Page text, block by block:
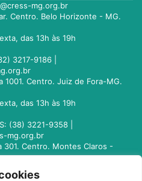
mg.org.br
Centro. Belo Horizonte - MG.
das 13h às 19h
3217-9186 |
1001. Centro. Juiz de Fora-MG.
das 13h às 19h
(38) 3221-9358 |
mg.org.br
301. Centro. Montes Claros -
das 13h às 19h